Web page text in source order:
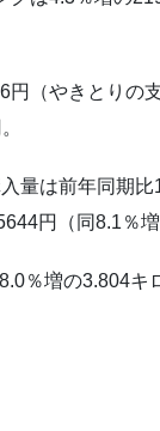
（やきとりの
量は前年同期
円（同8.1％増
％増の3.804キ